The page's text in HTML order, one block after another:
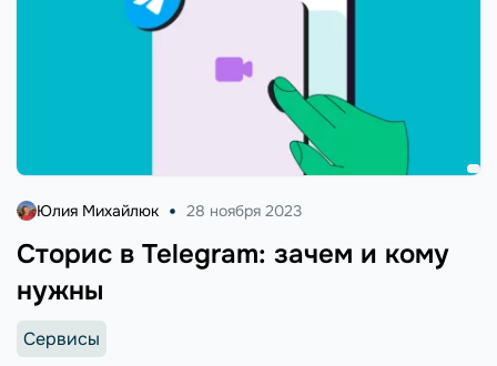
Сторис в Telegram: зачем и кому
нужны
Юлия Михайлюк 28 ноября 2023
Сервисы